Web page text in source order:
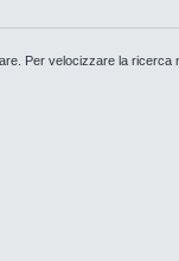
Per velocizzare la ricerca